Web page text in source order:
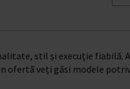
stil și execuție fiabilă.
ofertă veți găsi modele